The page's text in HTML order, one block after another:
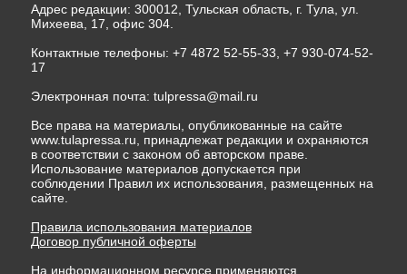
Адрес редакции: 300012, Тульская область, г. Тула, ул.
Михеева, 17, офис 304.
Контактные телефоны: +7 4872 52-55-33, +7 930-074-52-
17
Электронная почта: tulpressa@mail.ru
Все права на материалы, опубликованные на сайте
www.tulapressa.ru, принадлежат редакции и охраняются
в соответствии с законом об авторском праве.
Использование материалов допускается при
соблюдении Правил их использования, размещенных на
сайте.
Правила использования материалов
Договор публичной оферты
На информационном ресурсе применяются